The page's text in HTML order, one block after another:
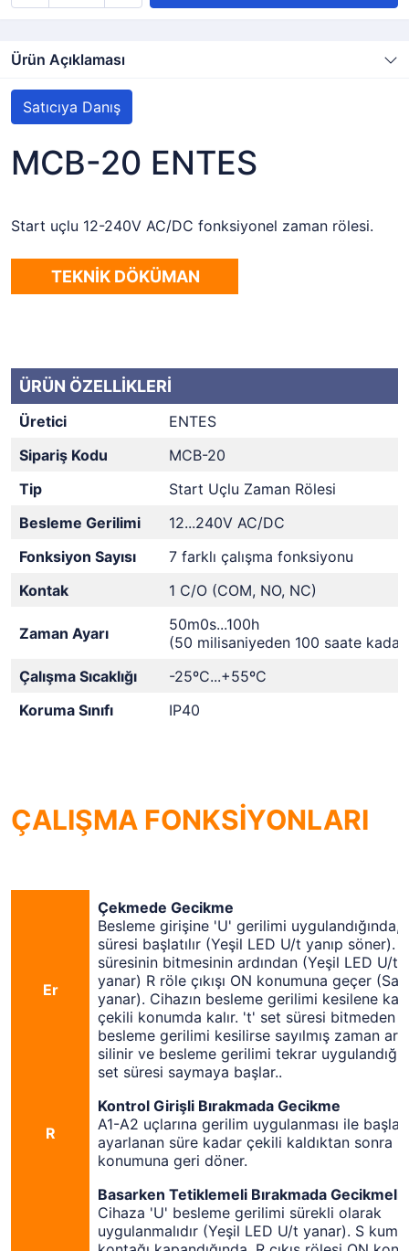
Ürün Açıklaması
Satıcıya Danış
MCB-20 ENTES
Start uçlu 12-240V AC/DC fonksiyonel zaman rölesi.
TEKNİK DÖKÜMAN
ÜRÜN ÖZELLİKLERİ
Üretici
ENTES
Sipariş Kodu
MCB-20
Tip
Start Uçlu Zaman Rölesi
Besleme Gerilimi
12...240V AC/DC
Fonksiyon Sayısı
7 farklı çalışma fonksiyonu
Kontak
1 C/O (COM, NO, NC)
Zaman Ayarı
50m0s...100h
(50 milisaniyeden 100 saate
Çalışma Sıcaklığı
-25ºC...+55ºC
Koruma Sınıfı
IP40
ÇALIŞMA FONKSİYONLARI
Er
Çekmede Gecikme
Besleme girişine 'U' gerilimi uygulandığında,
süresi başlatılır (Yeşil LED U/t yanıp söner).
süresinin bitmesinin ardından (Yeşil LED U/t
yanar) R röle çıkışı ON konumuna geçer
yanar). Cihazın besleme gerilimi kesilene
çekili konumda kalır. 't' set süresi bitmeden
besleme gerilimi kesilirse sayılmış zaman
silinir ve besleme gerilimi tekrar
set süresi saymaya başlar..
R
Kontrol Girişli Bırakmada Gecikme
A1-A2 uçlarına gerilim uygulanması ile
ayarlanan süre kadar çekili kaldıktan sonra
konumuna geri döner.
Basarken Tetiklemeli Bırakmada Gecikmeli
Cihaza 'U' besleme gerilimi sürekli olarak
uygulanmalıdır (Yeşil LED U/t yanar). S